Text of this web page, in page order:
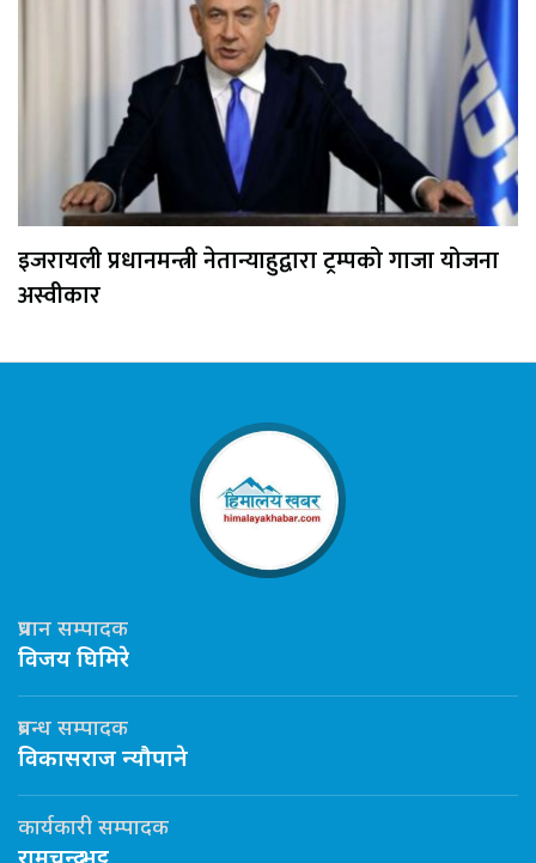
इजरायली प्रधानमन्त्री नेतान्याहुद्वारा ट्रम्पको गाजा योजना
अस्वीकार
प्रधान सम्पादक
विजय घिमिरे
प्रबन्ध सम्पादक
विकासराज न्यौपाने
कार्यकारी सम्पादक